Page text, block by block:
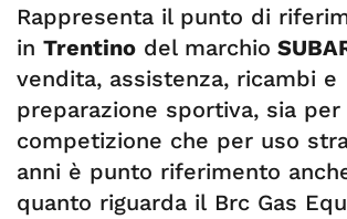
Rappresenta il punto di
in Trentino del marchio
vendita, assistenza, ricambi e
preparazione sportiva, sia per
competizione che per uso
anni è punto riferimento
quanto riguarda il Brc Gas